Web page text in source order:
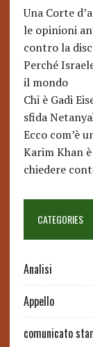
Una Corte
le opinioni
contro la
Perché
il mondo
Chi è Gadi
sfida
Ecco com’è
Karim Khan
chiedere
CATEGORIES
Analisi
Appello
comunicato